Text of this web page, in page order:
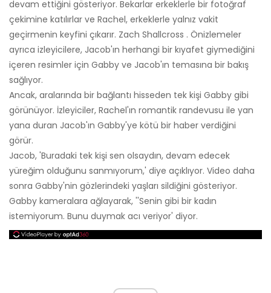
devam ettiğini gösteriyor. Bekarlar erkeklerle bir fotoğraf
çekimine katılırlar ve Rachel, erkeklerle yalnız vakit
geçirmenin keyfini çıkarır. Zach Shallcross . Önizlemeler
ayrıca izleyicilere, Jacob'ın herhangi bir kıyafet giymediğini
içeren resimler için Gabby ve Jacob'ın temasına bir bakış
sağlıyor.
Ancak, aralarında bir bağlantı hisseden tek kişi Gabby gibi
görünüyor. İzleyiciler, Rachel'ın romantik randevusu ile yan
yana duran Jacob'ın Gabby'ye kötü bir haber verdiğini
görür.
Jacob, 'Buradaki tek kişi sen olsaydın, devam edecek
yüreğim olduğunu sanmıyorum,' diye açıklıyor. Video daha
sonra Gabby'nin gözlerindeki yaşları sildiğini gösteriyor.
Gabby kameralara ağlayarak, ''Senin gibi bir kadın
istemiyorum. Bunu duymak acı veriyor' diyor.